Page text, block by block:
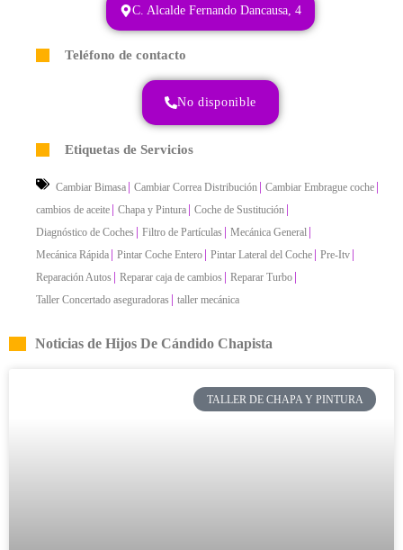
C. Alcalde Fernando Dancausa, 4
Teléfono de contacto
No disponible
Etiquetas de Servicios
Cambiar Bimasa Cambiar Correa Distribución Cambiar Embrague coche
cambios de aceite Chapa y Pintura Coche de Sustitución
Diagnóstico de Coches Filtro de Partículas Mecánica General
Mecánica Rápida Pintar Coche Entero Pintar Lateral del Coche Pre-Itv
Reparación Autos Reparar caja de cambios Reparar Turbo
Taller Concertado aseguradoras taller mecánica
Noticias de Hijos De Cándido Chapista
TALLER DE CHAPA Y PINTURA